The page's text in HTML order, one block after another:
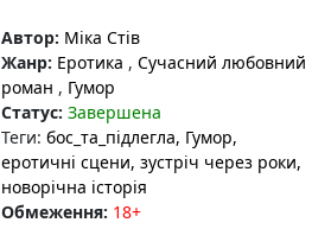
Автор: Міка Стів
Жанр: Еротика , Сучасний любовний
роман , Гумор
Статус: Завершена
Теги: бос_та_підлегла, Гумор,
еротичні сцени, зустріч через роки,
новорічна історія
Обмеження: 18+